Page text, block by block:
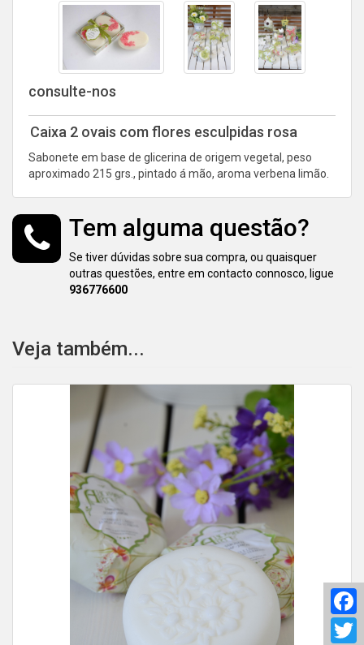
consulte-nos
Caixa 2 ovais com flores esculpidas rosa
Sabonete em base de glicerina de origem vegetal, peso
aproximado 215 grs., pintado á mão, aroma verbena limão.
Tem alguma questão?
Se tiver dúvidas sobre sua compra, ou quaisquer
outras questões, entre em contacto connosco, ligue
936776600
Veja também...